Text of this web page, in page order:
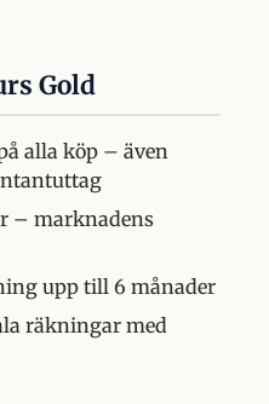
Gold
alla köp – även
– marknadens
upp till 6 månader
räkningar med